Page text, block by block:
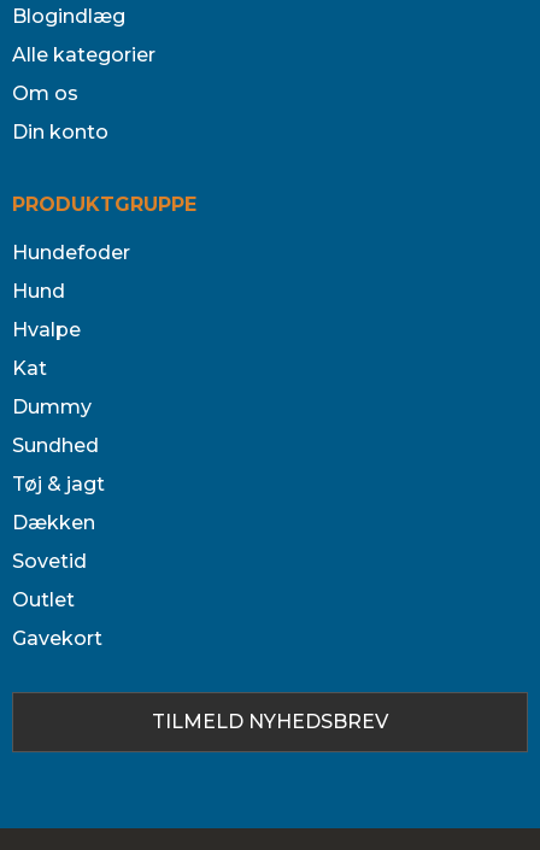
Blogindlæg
Alle kategorier
Om os
Din konto
PRODUKTGRUPPE
Hundefoder
Hund
Hvalpe
Kat
Dummy
Sundhed
Tøj & jagt
Dækken
Sovetid
Outlet
Gavekort
TILMELD NYHEDSBREV